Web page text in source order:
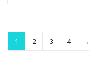
1 2 3 4 →